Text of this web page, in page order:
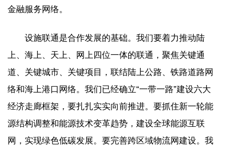
金融服务网络。
设施联通是合作发展的基础。我们要着力推动陆
上、海上、天上、网上四位一体的联通，聚焦关键通
道、关键城市、关键项目，联结陆上公路、铁路道路网
络和海上港口网络。我们已经确立“一带一路”建设六大
经济走廊框架，要扎扎实实向前推进。要抓住新一轮能
源结构调整和能源技术变革趋势，建设全球能源互联
网，实现绿色低碳发展。要完善跨区域物流网建设。我